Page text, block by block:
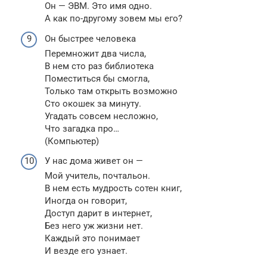
Он — ЭВМ. Это имя одно.
А как по-другому зовем мы его?
Он быстрее человека
Перемножит два числа,
В нем сто раз библиотека
Поместиться бы смогла,
Только там открыть возможно
Сто окошек за минуту.
Угадать совсем несложно,
Что загадка про…
(Компьютер)
У нас дома живет он —
Мой учитель, почтальон.
В нем есть мудрость сотен книг,
Иногда он говорит,
Доступ дарит в интернет,
Без него уж жизни нет.
Каждый это понимает
И везде его узнает.